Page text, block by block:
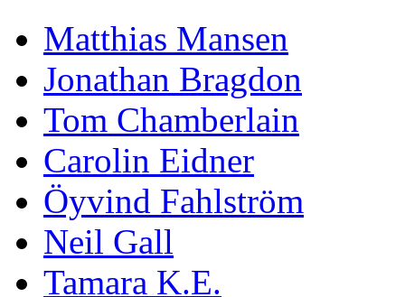
Matthias Mansen
Jonathan Bragdon
Tom Chamberlain
Carolin Eidner
Öyvind Fahlström
Neil Gall
Tamara K.E.